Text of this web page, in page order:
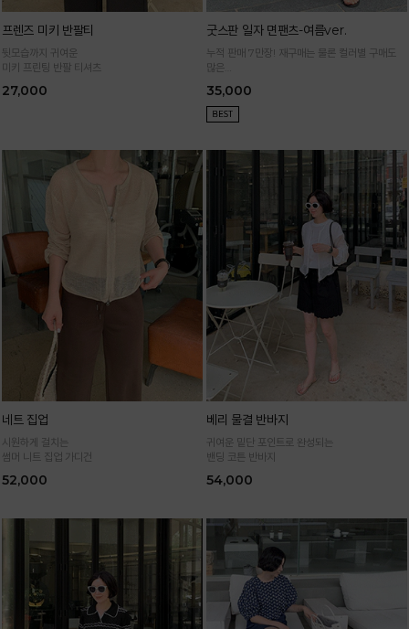
프렌즈 미키 반팔티
뒷모습까지 귀여운
미키 프린팅 반팔 티셔츠
27,000
굿스판 일자 면팬츠-여름ver.
누적 판매 7만장! 재구매는 물론 컬러별 구매도
많은
35,000
네트 집업
시원하게 걸치는
썸머 니트 집업 가디건
52,000
베리 물결 반바지
귀여운 밑단 포인트로 완성되는
밴딩 코튼 반바지
54,000